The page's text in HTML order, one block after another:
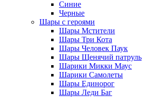
Синие
Черные
Шары с героями
Шары Мстители
Шары Три Кота
Шары Человек Паук
Шары Щенячий патруль
Шарики Микки Маус
Шарики Самолеты
Шары Единорог
Шары Леди Баг